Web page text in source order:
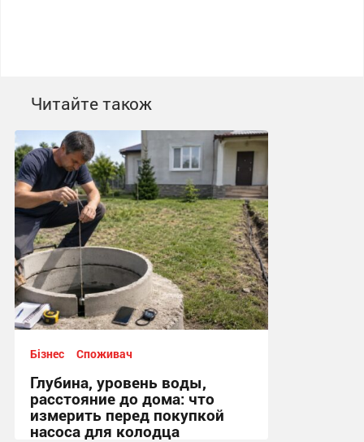
Читайте також
Бізнес Споживач
Глубина, уровень воды,
расстояние до дома: что
измерить перед покупкой
насоса для колодца